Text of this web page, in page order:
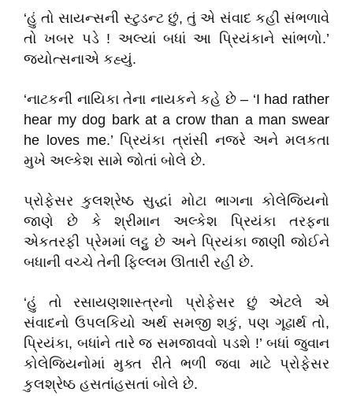
‘હું તો સાયન્સની સ્ટુડન્ટ છું,તું એ સંવાદ કહી સંભળાવે
તો ખબર પડ ે ! અલ્યાં બધાં આ પ્રિયંકાને સાંભળો.’
જ્યોત્સનાએ કહ્યું.
‘નાટકની નાયિકા તેના નાયકને કહે છે– ‘I had rather
hear my dog bark at a crow than a man swear
he loves me.’ પ્રિયંકા ત્રાંસી નજરે અને મલકતા
મુખે અલ્કેશ સામે જોતાં બોલે છે.
પ્રોફેસર કુલશ્રેષ્ઠ સુદ્ધાં મોટા ભાગના કોલેજિયનો
જાણે છે કે શ્રીમાન અલ્કેશ પ્રિયંકા તરફ્ના
એકતરફી પ્રેમમાં લટ્ટુ છે અને પ્રિયંકા જાણી જોઈને
બધાની વચ્ચે તેની ફિલ્લમ ઊતારી રહી છે.
‘હું તો રસાયણશાસ્ત્રનો પ્રોફેસર છું એટલે એ
સંવાદનો ઉપલકિયો અર્થ સમજી શકું, પણ ગૂઢાર્થ તો,
પ્રિયંકા, બધાંને તારે જ સમજાવવો પડશ ે !’બધાં જુવાન
કોલેજિયનોમાં મુક્ત રીતે ભળી જવા માટે પ્રોફેસર
કુલશ્રેષ્ઠ હસતાંહસતાં બોલે છે.